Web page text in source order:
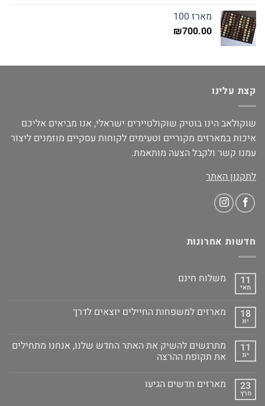
מארז 100
₪700.00
קצת עלינו
שוקולאב הינו בוטיק שוקולטיירים ישראלי, אנו מביאים אליכם
איכות במארזים מקוריים וטעימים לקוחות עסקיים מוזמנים ליצור
עמנו קשר ולקבל הצעה מותאמת.
לתקנון האתר
חדשות אחרונות
11
מאי
משלוח חינם
18
יונ
מארזים למשפחות החיילים יוצאים לדרך
11
יונ
מתרגשים להשיק את האתר החדש שלנו, אנחנו מתחילים
את תקופת ההרצה
23
מרץ
מארזים חדשים הגיעו